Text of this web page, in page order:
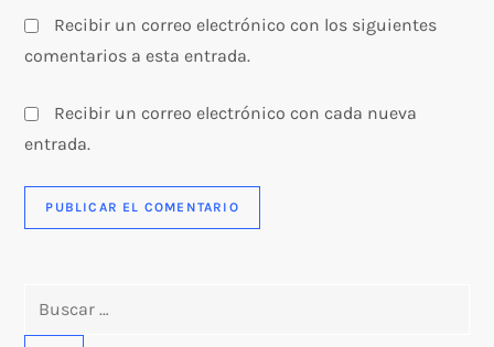
s
Recibir un correo electrónico con los siguientes
comentarios a esta entrada.
Recibir un correo electrónico con cada nueva
entrada.